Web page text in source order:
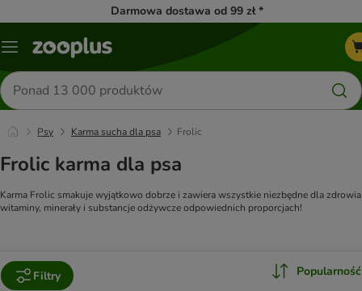
Darmowa dostawa od 99 zł *
Menu
Szukaj
produktów
Psy Karma sucha dla psa Frolic
Frolic karma dla psa
Karma Frolic smakuje wyjątkowo dobrze i zawiera wszystkie niezbędne dla zdrowia
witaminy, minerały i substancje odżywcze odpowiednich proporcjach!
Filtry Popularność